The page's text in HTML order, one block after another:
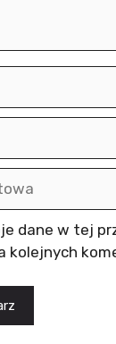
dane w tej
kolejnych